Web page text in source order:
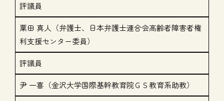
評議員
粟田 真人（弁護士、日本弁護士連合会高齢者障害者権
利支援センター委員）
評議員
尹 一喜（金沢大学国際基幹教育院ＧＳ教育系助教）